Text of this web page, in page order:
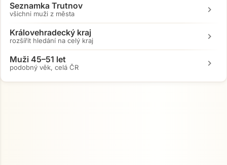
Seznamka Trutnov
všichni muži z města chevron_right
Královehradecký kraj
rozšířit hledání na celý kraj chevron_right
Muži 45–51 let
podobný věk, celá ČR chevron_right